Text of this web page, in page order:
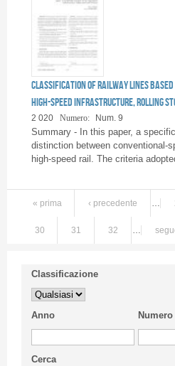
Classification of railway lines based
high-speed infrastructure, rolling
2 020 Numero: Num. 9
Summary - In this paper, a
distinction between conventional-
high-speed rail. The criteria
« prima ‹ precedente …
30 31 32 …
Classificazione
Anno Numero
Cerca